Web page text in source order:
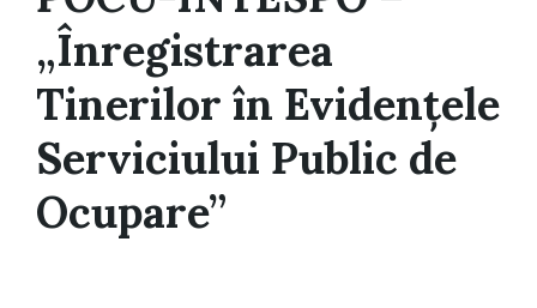
„Înregistrarea
Tinerilor în Evidențele
Serviciului Public de
Ocupare”